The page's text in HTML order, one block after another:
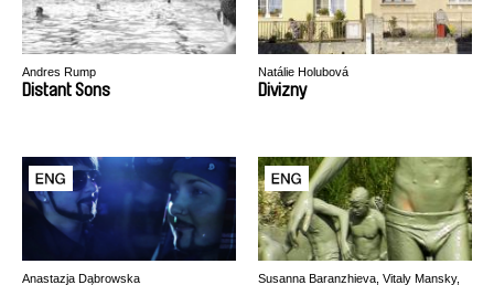
Andres Rump
Distant Sons
Natálie Holubová
Divizny
Anastazja Dąbrowska Susanna Baranzhieva, Vitaly Mansky,